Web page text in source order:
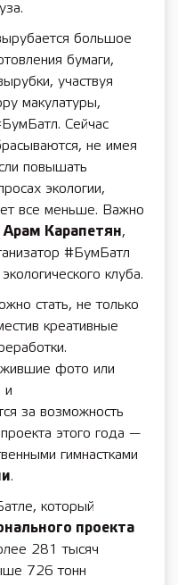
большое
бумаги,
участвуя
макулатуры,
Сейчас
не имея
повышать
экологии,
все меньше. Важно
Арам Карапетян,
#БумБатл
клуба.
стать, не только
креативные
фото или
и
за возможность
этого года —
гимнастками
.
который
проекта
281 тысяч
726 тонн